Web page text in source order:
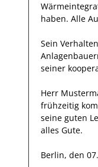
haben. Alle
Sein
seiner
Herr
frühzeitig
seine guten
alles Gute.
Berlin, den